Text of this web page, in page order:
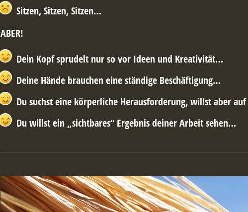
Sitzen, Sitzen, Sitzen…
ABER!
Dein Kopf sprudelt nur so vor Ideen und Kreativität…
Deine Hände brauchen eine ständige Beschäftigung…
Du suchst eine körperliche Herausforderung, willst aber
Du willst ein „sichtbares“ Ergebnis deiner Arbeit sehen…